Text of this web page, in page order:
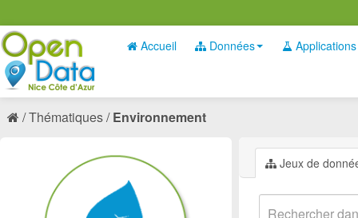
Accueil Données Applications
Thématiques Environnement
Jeux de